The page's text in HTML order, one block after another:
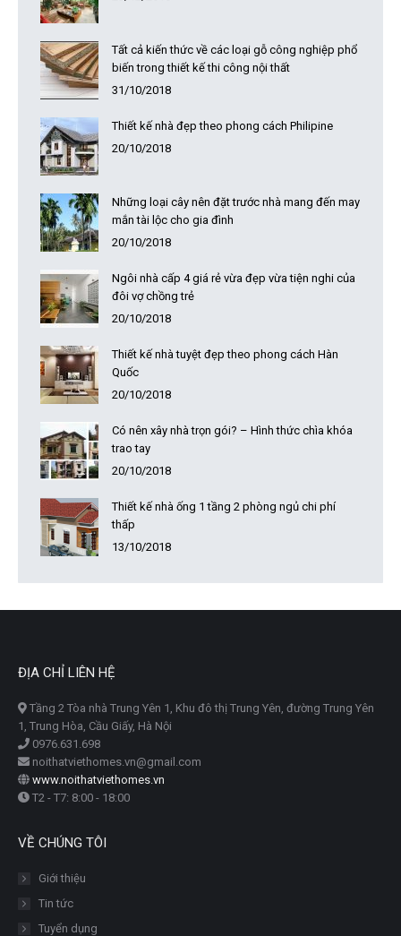
Tất cả kiến thức về các loại gỗ công nghiệp phổ
biến trong thiết kế thi công nội thất
31/10/2018
Thiết kế nhà đẹp theo phong cách Philipine
20/10/2018
Những loại cây nên đặt trước nhà mang đến may
mắn tài lộc cho gia đình
20/10/2018
Ngôi nhà cấp 4 giá rẻ vừa đẹp vừa tiện nghi của
đôi vợ chồng trẻ
20/10/2018
Thiết kế nhà tuyệt đẹp theo phong cách Hàn
Quốc
20/10/2018
Có nên xây nhà trọn gói? – Hình thức chìa khóa
trao tay
20/10/2018
Thiết kế nhà ống 1 tầng 2 phòng ngủ chi phí
thấp
13/10/2018
ĐỊA CHỈ LIÊN HỆ
Tầng 2 Tòa nhà Trung Yên 1, Khu đô thị Trung Yên, đường Trung Yên
1, Trung Hòa, Cầu Giấy, Hà Nội
0976.631.698
noithatviethomes.vn@gmail.com
www.noithatviethomes.vn
T2 - T7: 8:00 - 18:00
VỀ CHÚNG TÔI
Giới thiệu
Tin tức
Tuyển dụng